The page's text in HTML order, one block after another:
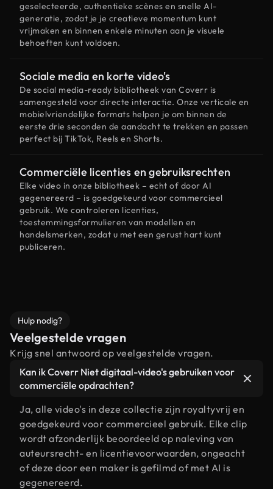
geselecteerde, authentieke scènes en snelle AI-
generatie, zodat je je creatieve momentum kunt
vrijmaken en binnen enkele minuten aan je visuele
behoeften kunt voldoen.
Sociale media en korte video's
De social media-ready bibliotheek van Coverr is
samengesteld voor directe interactie. Onze verticale en
mobielvriendelijke formats helpen je om binnen de
eerste drie seconden de aandacht te trekken en passen
perfect bij TikTok, Reels en Shorts.
Commerciële licenties en gebruiksrechten
Elke video in onze bibliotheek – echt of door AI
gegenereerd – is goedgekeurd voor commercieel
gebruik. We controleren licenties,
toestemmingsformulieren van modellen en
handelsmerken, zodat u met een gerust hart kunt
publiceren.
Hulp nodig?
Veelgestelde vragen
Krijg snel antwoord op veelgestelde vragen.
Kan ik Coverr Niet digitaal-video's gebruiken voor
commerciële opdrachten?
Ja, alle video's in deze collectie zijn royaltyvrij en
goedgekeurd voor commercieel gebruik. Elke clip
wordt afzonderlijk beoordeeld op naleving van
auteursrecht- en licentievoorwaarden, ongeacht
of deze door een maker is gefilmd of met AI is
gegenereerd.